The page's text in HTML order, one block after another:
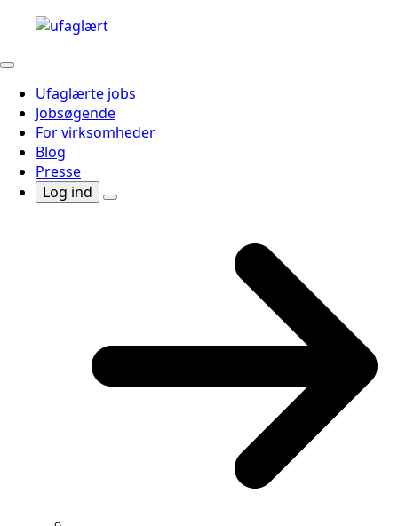
Ufaglærte jobs
Jobsøgende
For virksomheder
Blog
Presse
Log ind